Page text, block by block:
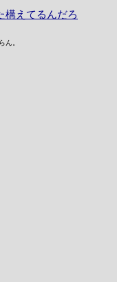
構えてるんだろ
ん。